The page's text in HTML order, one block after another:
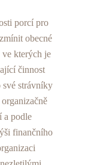
porcí pro
obecné
kterých je
činnost
své strávníky
a podle
finančního